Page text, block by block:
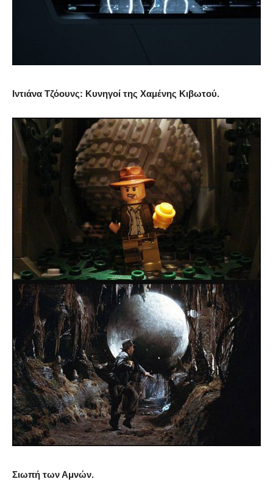
Ιντιάνα Τζόουνς: Κυνηγοί της Χαμένης Κιβωτού.
Σιωπή των Αμνών.